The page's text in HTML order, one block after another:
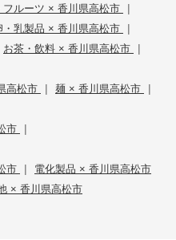
フルーツ × 香川県高松市 |
・乳製品 × 香川県高松市 |
お茶・飲料 × 香川県高松市 |
高松市 | 麺 × 香川県高松市 |
市 |
市 | 電化製品 × 香川県高松市
× 香川県高松市